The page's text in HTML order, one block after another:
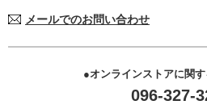
メールでのお問い合わせ
オンラインストアに関
096-327-